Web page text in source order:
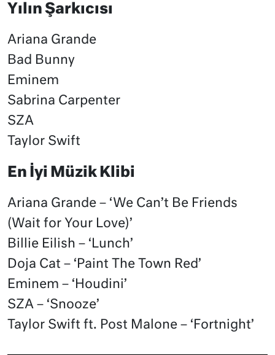
Yılın Şarkıcısı
Ariana Grande
Bad Bunny
Eminem
Sabrina Carpenter
SZA
Taylor Swift
En İyi Müzik Klibi
Ariana Grande – ‘We Can’t Be Friends
(Wait for Your Love)’
Billie Eilish – ‘Lunch’
Doja Cat – ‘Paint The Town Red’
Eminem – ‘Houdini’
SZA – ‘Snooze’
Taylor Swift ft. Post Malone – ‘Fortnight’